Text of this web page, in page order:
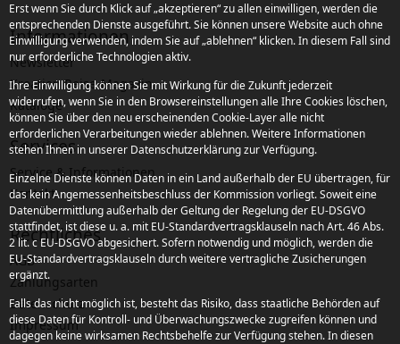
Informationen
Newsletter
Kroatien Reise-Magazin
Kataloge
Services
Service & Informationen
Kontakt
Rechtliches
AGB
Zahlungsarten
Datenschutz
Impressum
Erst wenn Sie durch Klick auf „akzeptieren“ zu allen einwilligen, werden die
entsprechenden Dienste ausgeführt. Sie können unsere Website auch ohne
Einwilligung verwenden, indem Sie auf „ablehnen“ klicken. In diesem Fall sind
nur erforderliche Technologien aktiv.
Ihre Einwilligung können Sie mit Wirkung für die Zukunft jederzeit
widerrufen, wenn Sie in den Browsereinstellungen alle Ihre Cookies löschen,
können Sie über den neu erscheinenden Cookie-Layer alle nicht
erforderlichen Verarbeitungen wieder ablehnen. Weitere Informationen
stehen Ihnen in unserer Datenschutzerklärung zur Verfügung.
Einzelne Dienste können Daten in ein Land außerhalb der EU übertragen, für
das kein Angemessenheitsbeschluss der Kommission vorliegt. Soweit eine
Datenübermittlung außerhalb der Geltung der Regelung der EU-DSGVO
stattfindet, ist diese u. a. mit EU-Standardvertragsklauseln nach Art. 46 Abs.
2 lit. c EU-DSGVO abgesichert. Sofern notwendig und möglich, werden die
EU-Standardvertragsklauseln durch weitere vertragliche Zusicherungen
ergänzt.
Falls das nicht möglich ist, besteht das Risiko, dass staatliche Behörden auf
diese Daten für Kontroll- und Überwachungszwecke zugreifen können und
dagegen keine wirksamen Rechtsbehelfe zur Verfügung stehen. In diesen